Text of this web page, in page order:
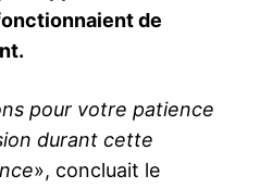
de
pour votre patience
durant cette
», concluait le